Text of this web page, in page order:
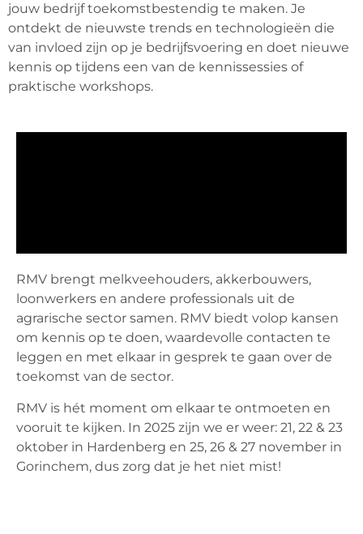
jouw bedrijf toekomstbestendig te maken. Je
ontdekt de nieuwste trends en technologieën die
van invloed zijn op je bedrijfsvoering en doet nieuwe
kennis op tijdens een van de kennissessies of
praktische workshops.
RMV brengt melkveehouders, akkerbouwers,
loonwerkers en andere professionals uit de
agrarische sector samen. RMV biedt volop kansen
om kennis op te doen, waardevolle contacten te
leggen en met elkaar in gesprek te gaan over de
toekomst van de sector.
RMV is hét moment om elkaar te ontmoeten en
vooruit te kijken. In 2025 zijn we er weer: 21, 22 & 23
oktober in Hardenberg en 25, 26 & 27 november in
Gorinchem, dus zorg dat je het niet mist!